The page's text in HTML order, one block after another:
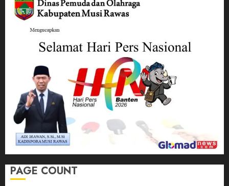
PAGE COUNT